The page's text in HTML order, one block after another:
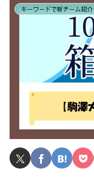
キーワードで新チーム紹介